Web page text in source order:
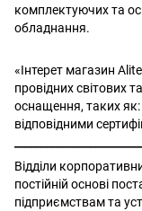
комплектуючих та
обладнання.
«Інтерет магазин
провідних світових
оснащення, таких
відповідними
Відділи
постійній основі
підприємствам та